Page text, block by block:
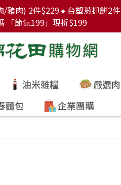
/豬肉) 2件$229🔹台塑蔥抓餅
「節氣199」現折$199
油米雜糧 嚴選
麵包
企業團購